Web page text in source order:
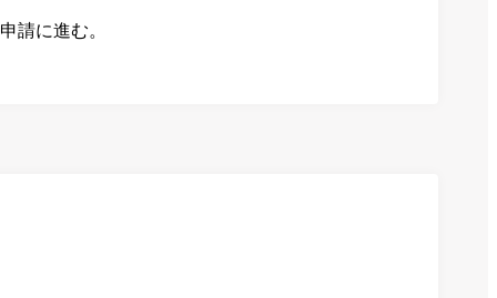
請に進む。